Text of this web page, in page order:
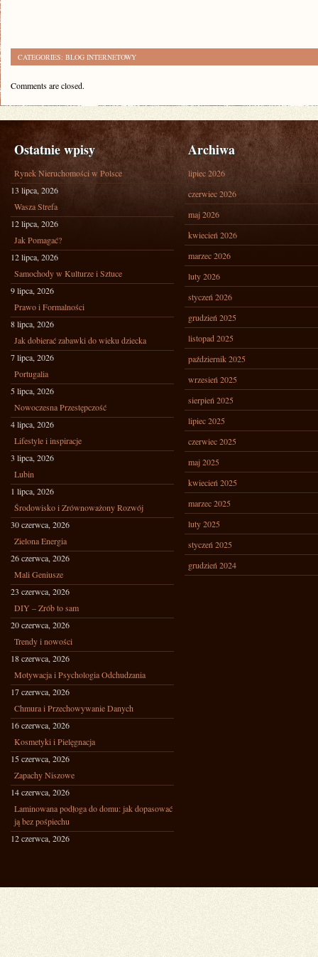
CATEGORIES: BLOG INTERNETOWY
Comments are closed.
Ostatnie wpisy
Rynek Nieruchomości w Polsce
13 lipca, 2026
Wasza Strefa
12 lipca, 2026
Jak Pomagać?
12 lipca, 2026
Samochody w Kulturze i Sztuce
9 lipca, 2026
Prawo i Formalności
8 lipca, 2026
Jak dobierać zabawki do wieku dziecka
7 lipca, 2026
Portugalia
5 lipca, 2026
Nowoczesna Przestępczość
4 lipca, 2026
Lifestyle i inspiracje
3 lipca, 2026
Lubin
1 lipca, 2026
Środowisko i Zrównoważony Rozwój
30 czerwca, 2026
Zielona Energia
26 czerwca, 2026
Mali Geniusze
23 czerwca, 2026
DIY – Zrób to sam
20 czerwca, 2026
Trendy i nowości
18 czerwca, 2026
Motywacja i Psychologia Odchudzania
17 czerwca, 2026
Chmura i Przechowywanie Danych
16 czerwca, 2026
Kosmetyki i Pielęgnacja
15 czerwca, 2026
Zapachy Niszowe
14 czerwca, 2026
Laminowana podłoga do domu: jak dopasować
ją bez pośpiechu
12 czerwca, 2026
Archiwa
lipiec 2026
czerwiec 2026
maj 2026
kwiecień 2026
marzec 2026
luty 2026
styczeń 2026
grudzień 2025
listopad 2025
październik 2025
wrzesień 2025
sierpień 2025
lipiec 2025
czerwiec 2025
maj 2025
kwiecień 2025
marzec 2025
luty 2025
styczeń 2025
grudzień 2024